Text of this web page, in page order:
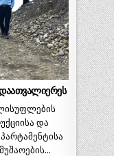
დაათვალიერეს
და